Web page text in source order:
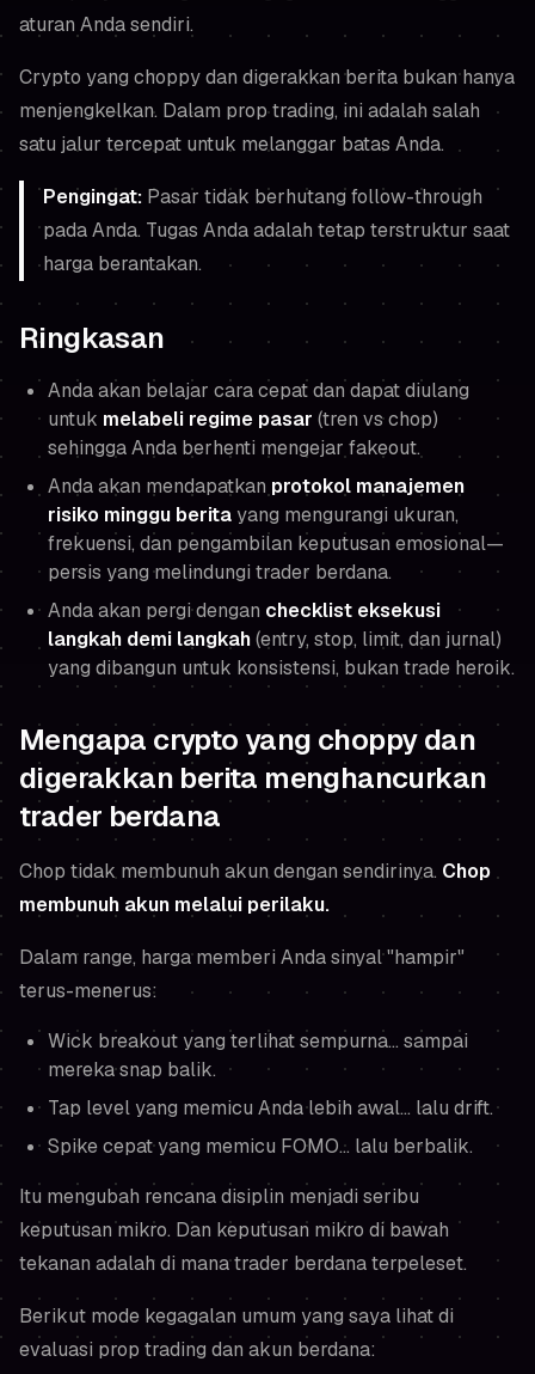
aturan Anda sendiri.
Crypto yang choppy dan digerakkan berita bukan hanya
menjengkelkan. Dalam prop trading, ini adalah salah
satu jalur tercepat untuk melanggar batas Anda.
Pengingat: Pasar tidak berhutang follow-through
pada Anda. Tugas Anda adalah tetap terstruktur saat
harga berantakan.
Ringkasan
Anda akan belajar cara cepat dan dapat diulang
untuk melabeli regime pasar (tren vs chop)
sehingga Anda berhenti mengejar fakeout.
Anda akan mendapatkan protokol manajemen
risiko minggu berita yang mengurangi ukuran,
frekuensi, dan pengambilan keputusan emosional—
persis yang melindungi trader berdana.
Anda akan pergi dengan checklist eksekusi
langkah demi langkah(entry, stop, limit, dan jurnal)
yang dibangun untuk konsistensi, bukan trade heroik.
Mengapa crypto yang choppy dan
digerakkan berita menghancurkan
trader berdana
Chop tidak membunuh akun dengan sendirinya. Chop
membunuh akun melalui perilaku.
Dalam range, harga memberi Anda sinyal "hampir"
terus-menerus:
Wick breakout yang terlihat sempurna... sampai
mereka snap balik.
Tap level yang memicu Anda lebih awal... lalu drift.
Spike cepat yang memicu FOMO... lalu berbalik.
Itu mengubah rencana disiplin menjadi seribu
keputusan mikro. Dan keputusan mikro di bawah
tekanan adalah di mana trader berdana terpeleset.
Berikut mode kegagalan umum yang saya lihat di
evaluasi prop trading dan akun berdana: